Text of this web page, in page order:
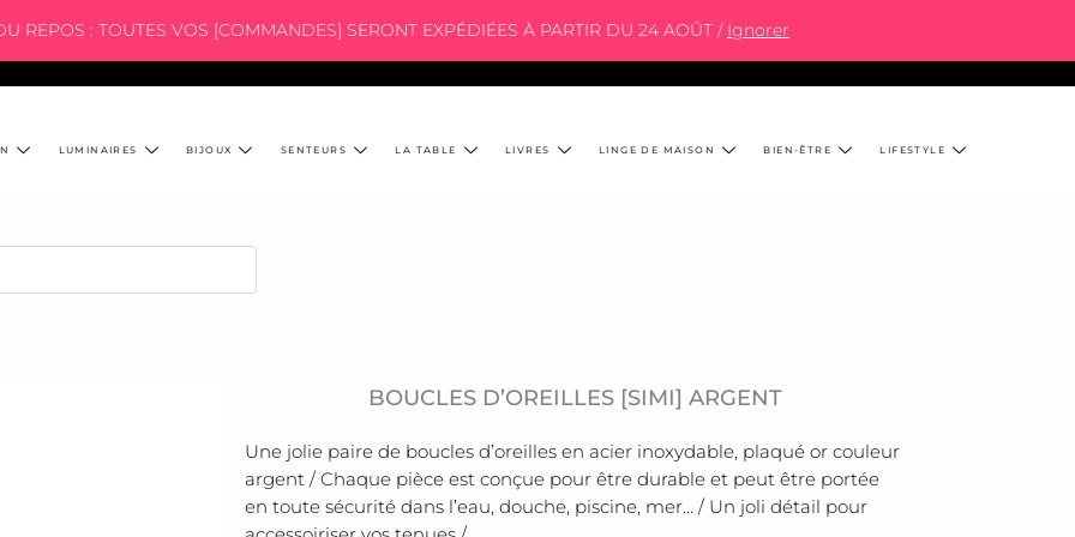
REPOS : TOUTES VOS [COMMANDES] SERONT EXPÉDIÉES À PARTIR DU 24 AOÛT / Ignorer
LUMINAIRES BIJOUX SENTEURS LA TABLE LIVRES LINGE DE MAISON BIEN-ÊTRE LIFESTYLE
BOUCLES D’OREILLES [SIMI] ARGENT
Une jolie paire de boucles d’oreilles en acier inoxydable, plaqué or couleur
argent / Chaque pièce est conçue pour être durable et peut être portée
en toute sécurité dans l’eau, douche, piscine, mer… / Un joli détail pour